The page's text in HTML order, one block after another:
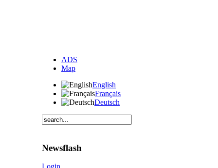
ADS
Map
English
Français
Deutsch
Newsflash